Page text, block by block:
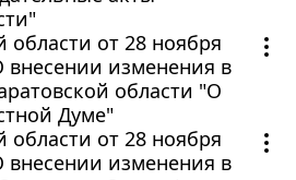
области от 28 ноября
внесении изменения в
области "О
Думе"
области от 28 ноября
внесении изменения в